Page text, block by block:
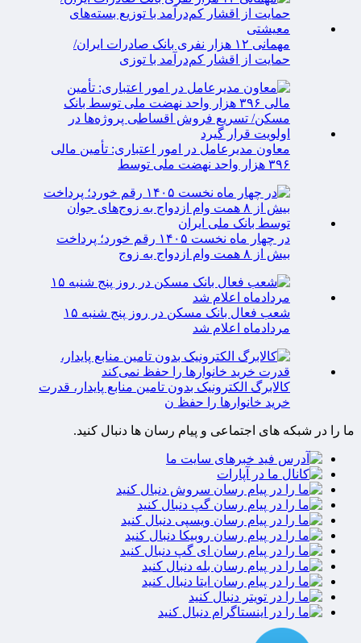
مهمانی ۱۲ هزار نفری بانک صادرات ایران/
حمایت از اقشار کم‌درآمد با توزی
معاون مدیرعامل در امور اعتباری: تأمین مالی
۳۹۶ هزار واحد نهضت ملی توسط
در چهار ماه نخست ۱۴۰۵ رقم خورد؛ پرداخت
بیش از ۸ همت وام ازدواج به زوج‌
شعب فعال بانک مسکن در روز پنج شنبه ۱۵
مردادماه اعلام شد
کالابرگ الکترونیک بدون تامین منابع پایدار، قدرت
خرید خانوارها را حفظ ن
ما را در شبکه های اجتماعی و پیام رسان ها دنبال کنید.